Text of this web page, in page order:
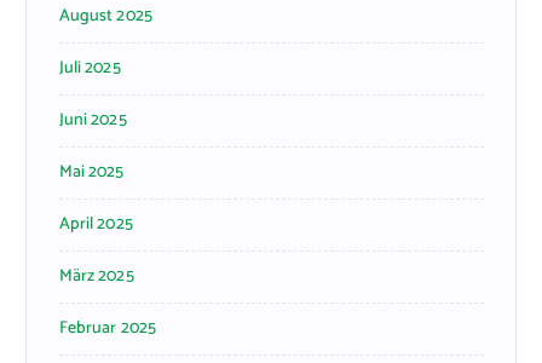
August 2025
Juli 2025
Juni 2025
Mai 2025
April 2025
März 2025
Februar 2025